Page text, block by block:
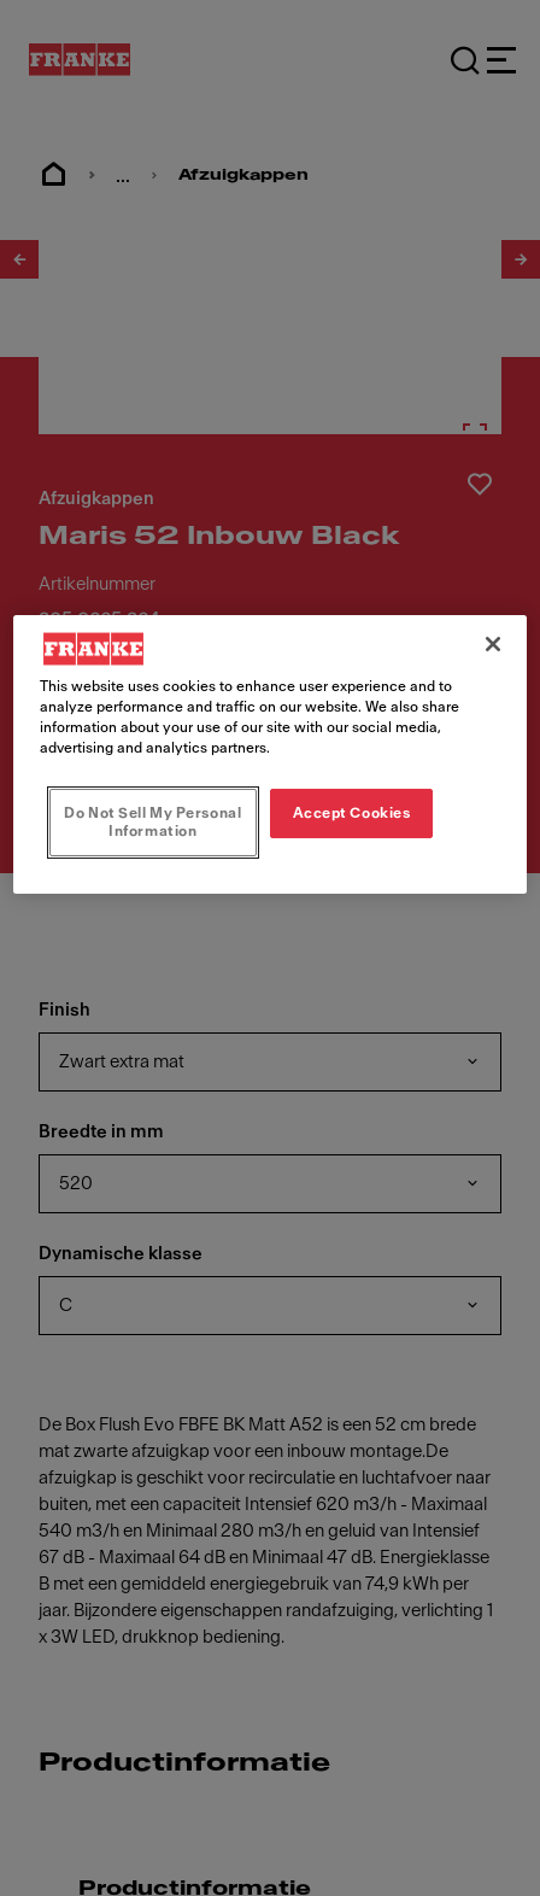
... Afzuigkappen
Afzuigkappen
Maris 52 Inbouw Black
Artikelnummer
305.0665.364
kopen!
Vind jouw verkooppunt
Finish
Zwart extra mat
Breedte in mm
520
Dynamische klasse
C
De Box Flush Evo FBFE BK Matt A52 is een 52 cm brede
mat zwarte afzuigkap voor een inbouw montage.De
afzuigkap is geschikt voor recirculatie en luchtafvoer naar
buiten, met een capaciteit Intensief 620 m3/h - Maximaal
540 m3/h en Minimaal 280 m3/h en geluid van Intensief
67 dB - Maximaal 64 dB en Minimaal 47 dB. Energieklasse
B met een gemiddeld energiegebruik van 74,9 kWh per
jaar. Bijzondere eigenschappen randafzuiging, verlichting 1
x 3W LED, drukknop bediening.
Productinformatie
Productinformatie
This website uses cookies to enhance user experience and to
analyze performance and traffic on our website. We also share
information about your use of our site with our social media,
advertising and analytics partners.
Do Not Sell My Personal
Information
Accept Cookies